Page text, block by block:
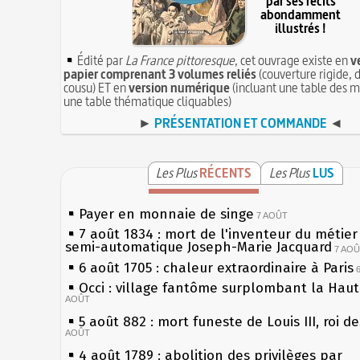
abondamment
illustrés !
Édité parLa France pittoresque, cet ouvrage existe en
papier comprenant 3 volumes reliés(couverture rigide,
cousu) ET enversion numérique(incluant une table des
une table thématique cliquables)
► PRÉSENTATION ET COMMANDE ◄
Les PlusRÉCENTS Les Plus LUS
Payer en monnaie de singe 7 AOÛT
7 août 1834 : mort de l'inventeur du
semi-automatique Joseph-Marie Jacquard 7
6 août 1705 : chaleur extraordinaire à Paris
Occi : village fantôme surplombant la
AOÛT
5 août 882 : mort funeste de Louis III, roi
AOÛT
4 août 1789 : abolition des privilèges par